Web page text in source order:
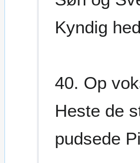
Kyndig
40. Op
Heste de
pudsede